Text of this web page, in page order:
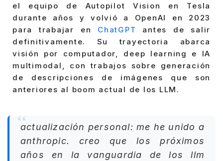
el equipo de Autopilot Vision en Tesla
durante años y volvió a OpenAI en 2023
para trabajar en ChatGPT
antes de salir
definitivamente. Su trayectoria abarca
visión por computador, deep learning e IA
multimodal, con trabajos sobre generación
de descripciones de imágenes que son
anteriores al boom actual de los LLM.
actualización personal: me he unido a
anthropic. creo que los próximos
años en la vanguardia de los llm